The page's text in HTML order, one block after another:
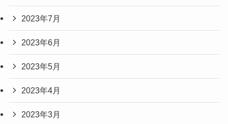
2023年7月
2023年6月
2023年5月
2023年4月
2023年3月